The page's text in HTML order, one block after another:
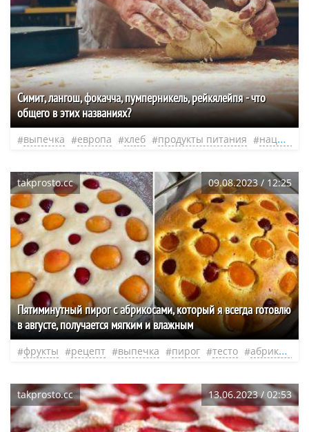
Симит, лангош, фокачча, пумперникель, рейкялейпя - что
общего в этих названиях?
выпечка европа хлеб продукты питания национальная кухня
takprosto.cc 09.08.2023 / 12:25
Пятиминутный пирог с абрикосами, который я всегда готовлю
в августе, получается мягким и влажным
фрукты рецепт выпечка пирог тесто абрикосы
takprosto.cc 13.06.2023 / 02:53